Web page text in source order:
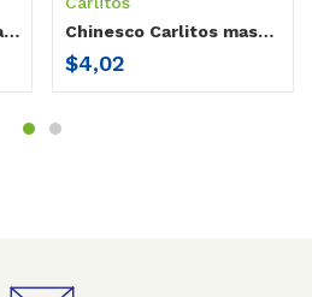
Masticador Carlitos manito con agua
Chinesco Carlitos masticador
$4,02